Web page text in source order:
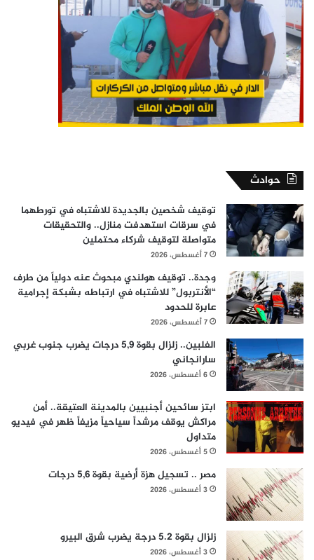
حوادث
توقيف شخصين بالجديدة للاشتباه في تورطهما
في سرقات استهدفت منازل.. والتحقيقات
متواصلة لتوقيف شركاء محتملين
7 أغسطس، 2026
وجدة.. توقيف هولندي مبحوث عنه دولياً من طرف
“الأنتربول” للاشتباه في ارتباطه بشبكة إجرامية
عابرة للحدود
7 أغسطس، 2026
الفلبين.. زلزال بقوة 5,9 درجات يضرب جنوب غربي
سارانجاني
6 أغسطس، 2026
ابتز سائحين أجنبيين بالمدينة العتيقة.. أمن
مراكش يوقف مرشداً سياحياً مزيفاً ظهر في فيديو
متداول
5 أغسطس، 2026
مصر .. تسجيل هزة أرضية بقوة 5,6 درجات
3 أغسطس، 2026
زلزال بقوة 5.2 درجة يضرب شرق البيرو
3 أغسطس، 2026